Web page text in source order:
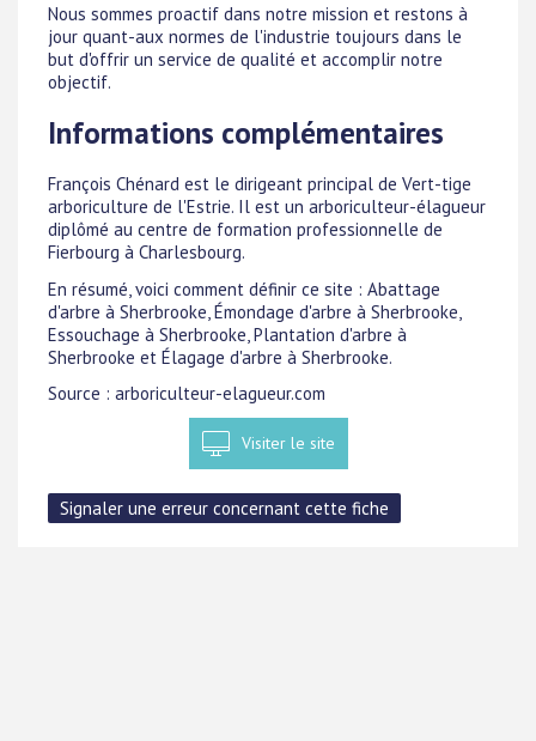
Nous sommes proactif dans notre mission et restons à
jour quant-aux normes de l'industrie toujours dans le
but d'offrir un service de qualité et accomplir notre
objectif.
Informations complémentaires
François Chénard est le dirigeant principal de Vert-tige
arboriculture de l'Estrie. Il est un arboriculteur-élagueur
diplômé au centre de formation professionnelle de
Fierbourg à Charlesbourg.
En résumé, voici comment définir ce site : Abattage
d'arbre à Sherbrooke, Émondage d'arbre à Sherbrooke,
Essouchage à Sherbrooke, Plantation d'arbre à
Sherbrooke et Élagage d'arbre à Sherbrooke.
Source : arboriculteur-elagueur.com
Visiter le site